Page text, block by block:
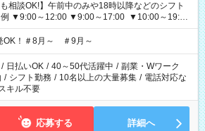
も相談OK!】午前中のみや18時以降などのシフト
例 ▼9:00～12:00 ▼9:00～17:00 ▼10:00～19:00
OK！＃8月～ ＃9月～
/ 日払いOK / 40～50代活躍中 / 副業・Wワーク
/ シフト勤務 / 10名以上の大量募集 / 電話対応な
キル不要
応募する 詳細へ